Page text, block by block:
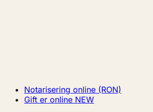
Notarisering online (RON)
Gift er online NEW